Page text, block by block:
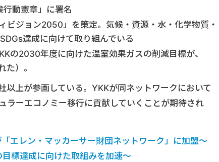
動憲章」に署名
ビジョン2050」を策定。気候・資源・水・化学物質・
達成に向けて取り組んでいる
の2030年度に向けた温室効果ガスの削減目標が、
）。
上が参画している。YKKが同ネットワークにおいて
ラーエコノミー移行に貢献していくことが期待され
エレン・マッカーサー財団ネットワーク」に加盟～
標達成に向けた取組みを加速～